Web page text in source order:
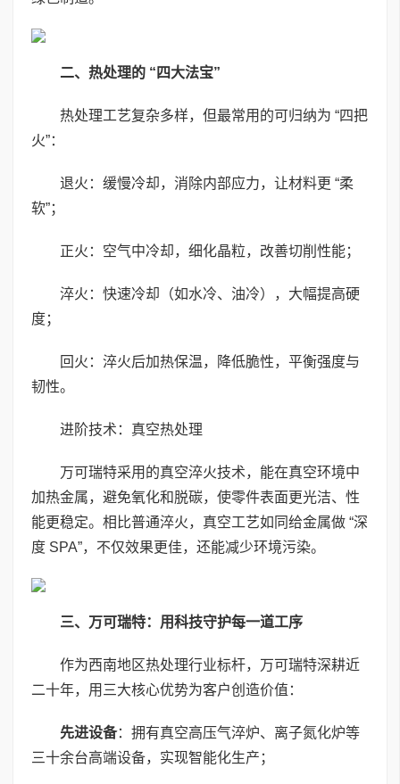
二、热处理的 “ 四大法宝”
热处理工艺复杂多样，但最常用的可归纳为 “四把
火”：
退火：缓慢冷却，消除内部应力，让材料更 “柔
软”；
正火：空气中冷却，细化晶粒，改善切削性能；
淬火：快速冷却（如水冷、油冷），大幅提高硬
度；
回火：淬火后加热保温，降低脆性，平衡强度与
韧性。
进阶技术：真空热处理
万可瑞特采用的真空淬火技术，能在真空环境中
加热金属，避免氧化和脱碳，使零件表面更光洁、性
能更稳定。相比普通淬火，真空工艺如同给金属做 “深
度 SPA”，不仅效果更佳，还能减少环境污染。
三、万可瑞特：用科技守护每一道工序
作为西南地区热处理行业标杆，万可瑞特深耕近
二十年，用三大核心优势为客户创造价值：
先进设备：拥有真空高压气淬炉、离子氮化炉等
三十余台高端设备，实现智能化生产；